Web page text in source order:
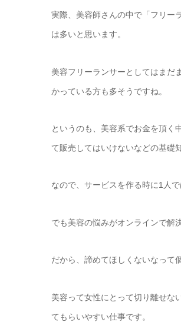
実際、美容師さんの中で「フリー
は多いと思います。
美容フリーランサーとしてはまだ
かっている方も多そうですね。
というのも、美容系でお金を頂く
て販売してはいけないなどの基礎
なので、サービスを作る時に1人
でも美容の悩みがオンラインで解
だから、諦めてほしくないなって
美容って女性にとって切り離せな
てもらいやすい仕事です。